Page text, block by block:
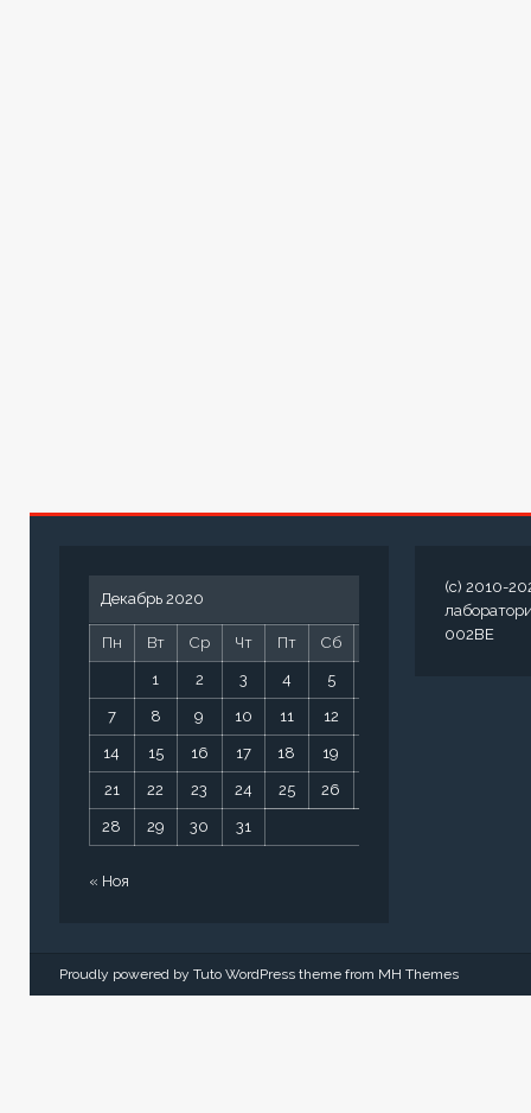
Декабрь 2020
Пн Вт Ср Чт Пт Сб
1 2 3 4 5
7 8 9 10 11 12
14 15 16 17 18 19
21 22 23 24 25 26
28 29 30 31
« Ноя
(c) 2010-
002BE
Proudly powered by Tuto WordPress theme from MH Themes